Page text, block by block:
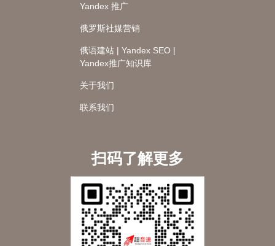
Yandex 推广
俄罗斯社媒营销
俄语建站 | Yandex SEO |
Yandex推广知识库
关于我们
联系我们
扫码了解更多